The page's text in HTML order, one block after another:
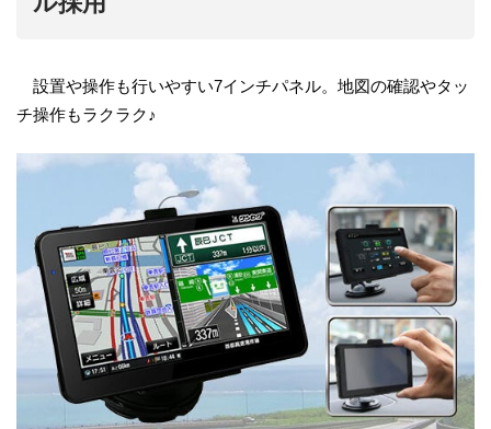
設置や操作も行いやすい7インチパネル。地図の確認やタッ
チ操作もラクラク♪